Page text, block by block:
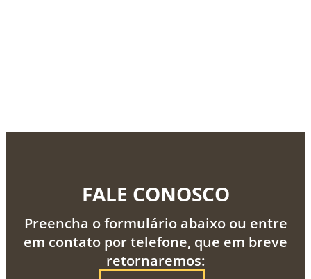
FALE CONOSCO
Preencha o formulário abaixo ou entre
em contato por telefone, que em breve
retornaremos: